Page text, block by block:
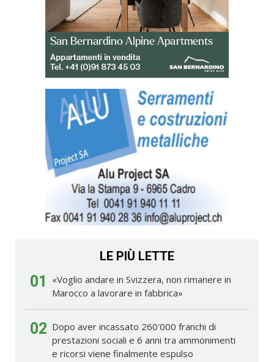
LE PIÙ LETTE
01
«Voglio andare in Svizzera, non rimanere in
Marocco a lavorare in fabbrica»
02 Dopo aver incassato 260'000 franchi di
prestazioni sociali e 6 anni tra ammonimenti
e ricorsi viene finalmente espulso